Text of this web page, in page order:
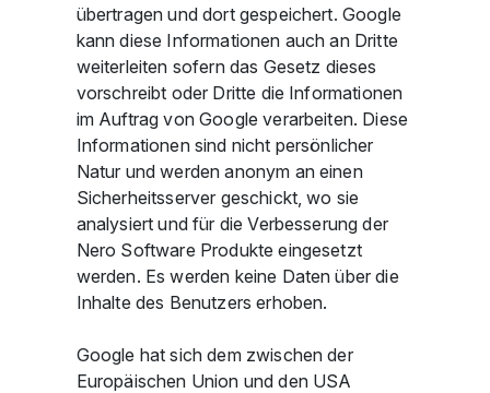
übertragen und dort gespeichert. Google
kann diese Informationen auch an Dritte
weiterleiten sofern das Gesetz dieses
vorschreibt oder Dritte die Informationen
im Auftrag von Google verarbeiten. Diese
Informationen sind nicht persönlicher
Natur und werden anonym an einen
Sicherheitsserver geschickt, wo sie
analysiert und für die Verbesserung der
Nero Software Produkte eingesetzt
werden. Es werden keine Daten über die
Inhalte des Benutzers erhoben.
Google hat sich dem zwischen der
Europäischen Union und den USA